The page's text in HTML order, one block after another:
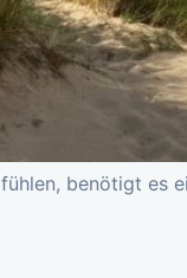
benötigt es